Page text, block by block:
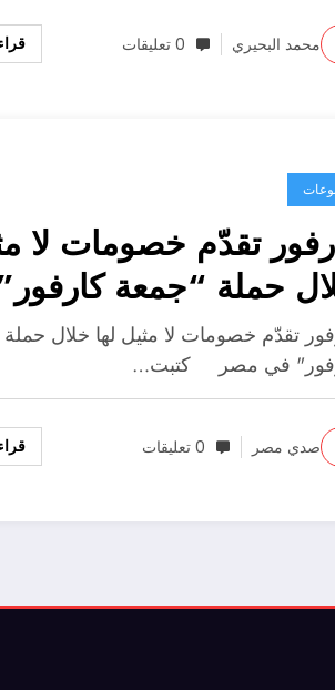
محمد البحيري 0 تعليقات
تقدّم خصومات لا
حملة “جمعة
تقدّم خصومات لا مثيل لها خلال
في مصر كتبت…
صدي مصر 0 تعليقات